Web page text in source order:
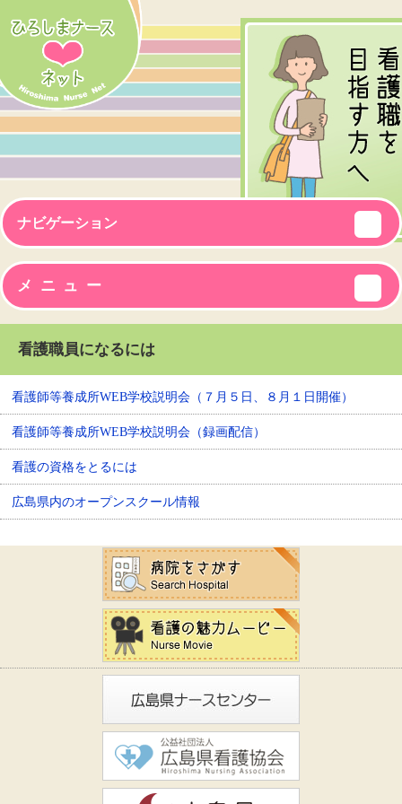
ナビゲーション
メニュー
看護職員になるには
看護師等養成所WEB学校説明会（７月５日、８月１日開催）
看護師等養成所WEB学校説明会（録画配信）
看護の資格をとるには
広島県内のオープンスクール情報